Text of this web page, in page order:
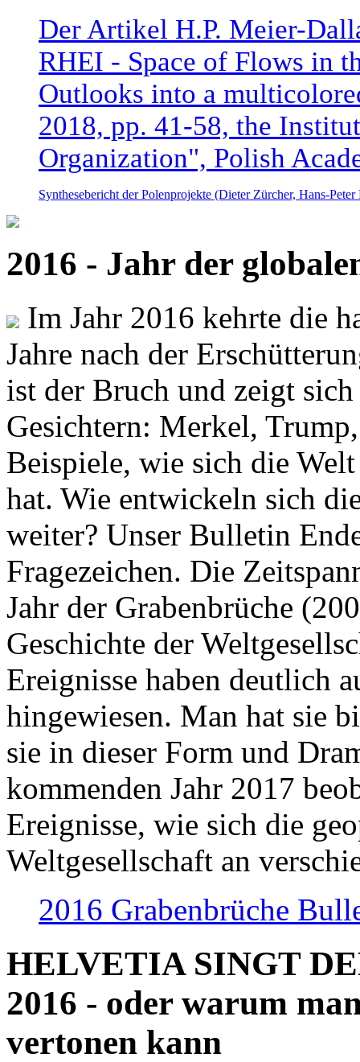
Der Artikel H.P. Meier-
RHEI - Space of Flows in
Outlooks into a
2018, pp. 41-58, the
Organization", Polish
Synthesebericht der Polenprojekte (Dieter Zürcher, Hans-
2016 - Jahr der
Im Jahr 2016 kehrte die
Jahre nach der
ist der Bruch und zeigt
Gesichtern: Merkel,
Beispiele, wie sich die
hat. Wie entwickeln sich
weiter? Unser Bulletin
Fragezeichen. Die
Jahr der Grabenbrüche
Geschichte der
Ereignisse haben deutlich
hingewiesen. Man hat sie
sie in dieser Form und
kommenden Jahr 2017
Ereignisse, wie sich die
Weltgesellschaft an
2016 Grabenbrüche
HELVETIA SINGT
2016 - oder warum
vertonen kann